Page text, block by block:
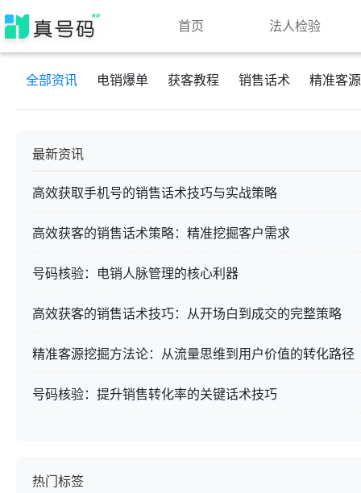
首页 法人检验
全部资讯 电销爆单 获客教程 销售话术 精准客源
最新资讯
高效获取手机号的销售话术技巧与实战策略
高效获客的销售话术策略：精准挖掘客户需求
号码核验：电销人脉管理的核心利器
高效获客的销售话术技巧：从开场白到成交的完整策略
精准客源挖掘方法论：从流量思维到用户价值的转化路径
号码核验：提升销售转化率的关键话术技巧
热门标签